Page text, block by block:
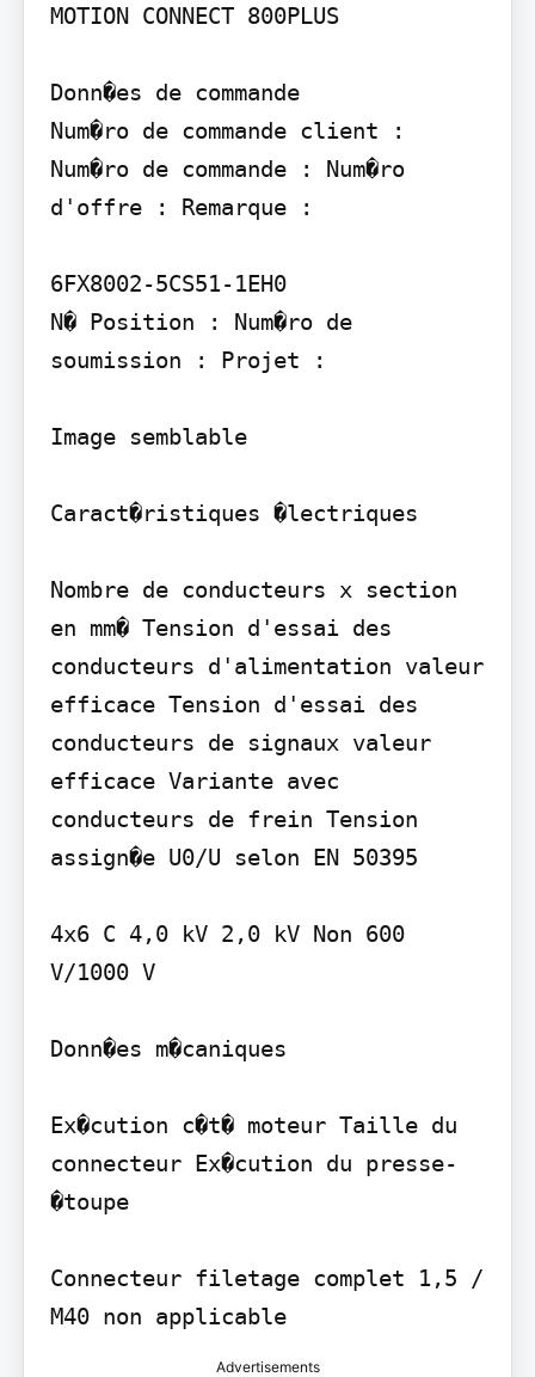
MOTION CONNECT 800PLUS
Donn�es de commande
Num�ro de commande client :
Num�ro de commande : Num�ro
d'offre : Remarque :
6FX8002-5CS51-1EH0
N� Position : Num�ro de
soumission : Projet :
Image semblable
Caract�ristiques �lectriques
Nombre de conducteurs x section
en mm� Tension d'essai des
conducteurs d'alimentation valeur
efficace Tension d'essai des
conducteurs de signaux valeur
efficace Variante avec
conducteurs de frein Tension
assign�e U0/U selon EN 50395
4x6 C 4,0 kV 2,0 kV Non 600
V/1000 V
Donn�es m�caniques
Ex�cution c�t� moteur Taille du
connecteur Ex�cution du presse-
�toupe
Connecteur filetage complet 1,5 /
M40 non applicable
Advertisements